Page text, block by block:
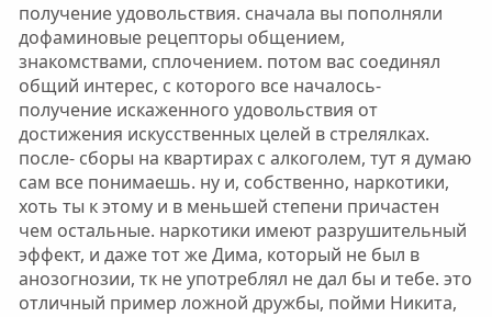
получение удовольствия. сначала вы пополняли
дофаминовые рецепторы общением,
знакомствами, сплочением. потом вас соединял
общий интерес, с которого все началось-
получение искаженного удовольствия от
достижения искусственных целей в стрелялках.
после- сборы на квартирах с алкоголем, тут я думаю
сам все понимаешь. ну и, собственно, наркотики,
хоть ты к этому и в меньшей степени причастен
чем остальные. наркотики имеют разрушительный
эффект, и даже тот же Дима, который не был в
анозогнозии, тк не употреблял не дал бы и тебе. это
отличный пример ложной дружбы, пойми Никита,